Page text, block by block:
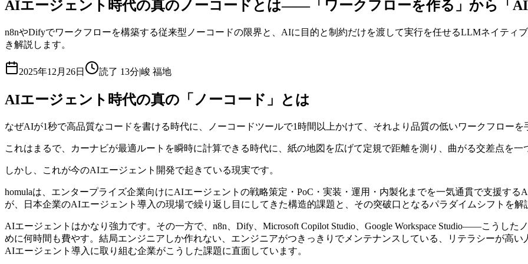
AIエージェント時代の真のノーコードとは——「ワークフローを作る」から「
n8nやDifyでワークフローを構築する従来型ノーコードの限界と、AIに目的と制約だけを渡して実行を任せるLLMネイティ
き解説します。
2025年12月26日 読了 13分|峻 福地
AIエージェント時代の真の「ノーコード」とは
なぜAIが1秒で高品質なコードを書ける時代に、ノーコードツールで1時間以上かけて、それより品質の低いワークフロー
これはまるで、カーナビが最適ルートを瞬時に計算できる時代に、紙の地図を広げて定規で距離を測り、曲がる交差点を
しかし、これが今のAIエージェント開発で起きている現実です。
homulaは、エンタープライズ企業向けにAIエージェントの戦略策定・PoC・実装・運用・内製化までを一気通貫で支援す
が、日本企業のAIエージェント導入の現場で繰り返し目にしてきた構造的課題と、その突破口となるパラダイムシフトを解
AIエージェントはかなり強力です。その一方で、n8n、Dify、Microsoft Copilot Studio、Google Workspace Studio——こうし
めに何時間も費やす。結局エンジニアしか作れない、エンジニアがつきっきりでメンテナンスしている、リテラシーが高
AIエージェント導入に取り組む企業がこうした課題に直面しています。